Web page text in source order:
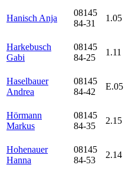
Hanisch Anja
08145
84-31
1.05
Harkebusch
Gabi
08145
84-25
1.11
Haselbauer
Andrea
08145
84-42
E.05
Hörmann
Markus
08145
84-35
2.15
Hohenauer
Hanna
08145
84-53
2.14